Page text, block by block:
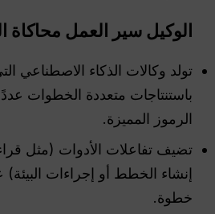
الوكيلسير العمل محاكاة
تولد وكالات الذكاء الاصطناعي
باستنتاجات متعددة الخطوات
الرموز المميزة.
تضيف تفاعلات الأدوات (مثل
إنشاء الخطط أو إجراءات البيئة)
خطوة.